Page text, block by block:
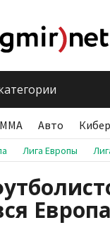
ММА Авто
Лига Европы
Европа